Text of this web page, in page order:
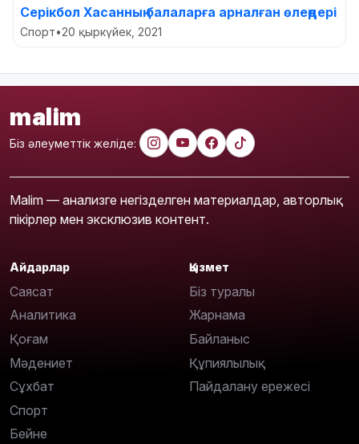
Серікбол Хасанның балаларға арналған өлеңдері
Спорт•20 қыркүйек, 2021
malim
Біз әлеуметтік желіде:
Malim — анализге негізделген материалдар, авторлық
пікірлер мен эксклюзив контент.
Айдарлар
Саясат
Аналитика
Қоғам
Мәдениет
Сұхбат
Спорт
Бейне
Қызмет
Біз туралы
Жарнама
Байланыс
Құпиялылық
Пайдалану ережесі